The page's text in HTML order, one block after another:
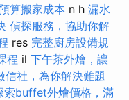
算搬家成本 n h 漏水
偵探服務，協助你解
res 完整廚房設備規
程 il 下午茶外燴，讓
信社，為你解決難題
索buffet外燴價格，滿